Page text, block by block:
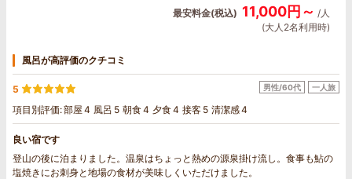
最安料金(税込) 11,000円～ /人
(大人2名利用時)
風呂が高評価のクチコミ
5
項目別評価:部屋 4 風呂 5 朝食4 夕食4 接客 5 清潔感4
男性/60代 一人旅
良い宿です
登山の後に泊まりました。温泉はちょっと熱めの源泉掛け流し。食事も鮎の
塩焼きにお刺身と地場の食材が美味しくいただけました。